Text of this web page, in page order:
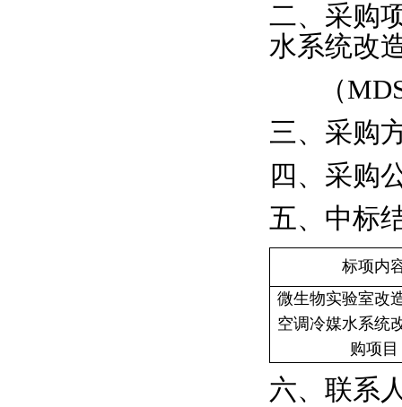
二、采购
水系统改
（
三、采购
四、采购
五、中标
标项内
微生物实验室改
空调冷媒水系统
购项目
六、联系